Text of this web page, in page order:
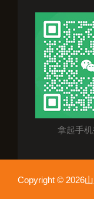
拿起手
Copyright © 2026